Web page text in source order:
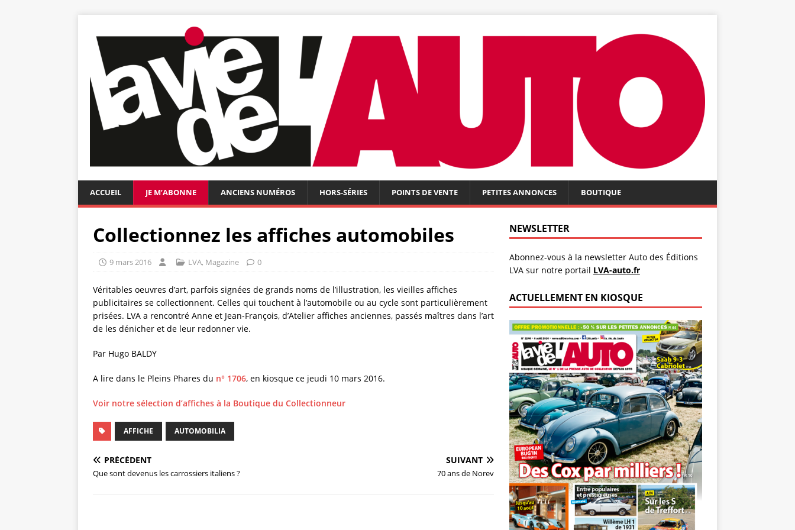
ACCUEIL JE M’ABONNE ANCIENS NUMÉROS HORS-SÉRIES POINTS DE VENTE PETITES ANNONCES BOUTIQUE
Collectionnez les affiches automobiles
9 mars 2016 LVA, Magazine 0
Véritables oeuvres d’art, parfois signées de grands noms de l’illustration, les vieilles affiches
publicitaires se collectionnent. Celles qui touchent à l’automobile ou au cycle sont particulièrement
prisées. LVA a rencontré Anne et Jean-François, d’Atelier affiches anciennes, passés maîtres dans l’art
de les dénicher et de leur redonner vie.
Par Hugo BALDY
A lire dans le Pleins Phares du n° 1706, en kiosque ce jeudi 10 mars 2016.
Voir notre sélection d’affiches à la Boutique du Collectionneur
AFFICHE AUTOMOBILIA
PRÉCÉDENT
Que sont devenus les carrossiers italiens ?
SUIVANT
70 ans de Norev
NEWSLETTER
Abonnez-vous à la newsletter Auto des Éditions
LVA sur notre portail LVA-auto.fr
ACTUELLEMENT EN KIOSQUE